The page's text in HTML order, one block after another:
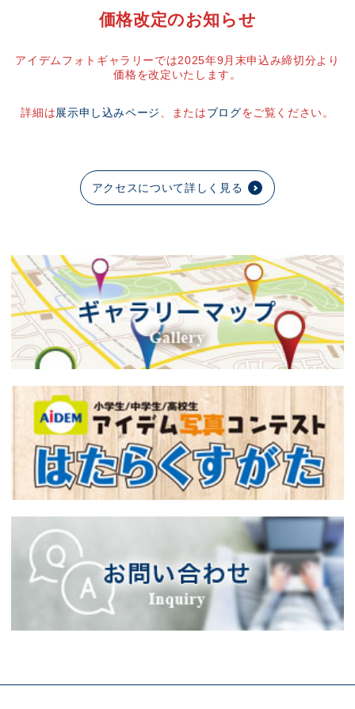
価格改定のお知らせ
アイデムフォトギャラリーでは2025年9月末申込み締切分より
価格を改定いたします。
詳細は展示申し込みページ、またはブログをご覧ください。
アクセスについて詳しく見る